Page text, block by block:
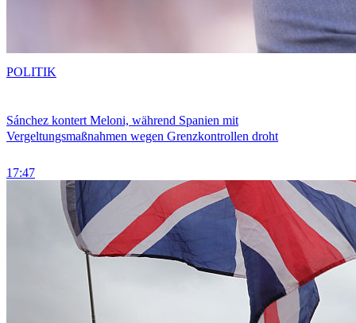
Sánchez kontert Meloni, während Spanien mit
Vergeltungsmaßnahmen wegen Grenzkontrollen droht
17:47
POLITIK